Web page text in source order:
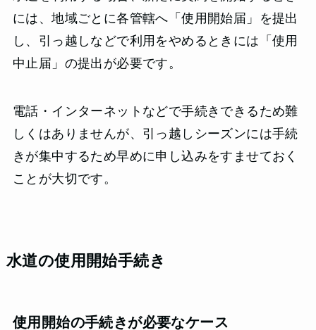
には、地域ごとに各管轄へ「使用開始届」を提出
し、引っ越しなどで利用をやめるときには「使用
中止届」の提出が必要です。
電話・インターネットなどで手続きできるため難
しくはありませんが、引っ越しシーズンには手続
きが集中するため早めに申し込みをすませておく
ことが大切です。
水道の使用開始手続き
使用開始の手続きが必要なケース